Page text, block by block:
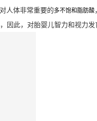
人体非常重要的多不饱和脂肪酸
因此，对胎婴儿智力和视力